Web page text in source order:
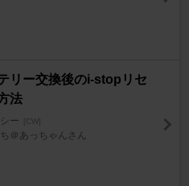
リー交換後のi-stopリセ
法
ー [CW]
ち＠あっちゃんさん